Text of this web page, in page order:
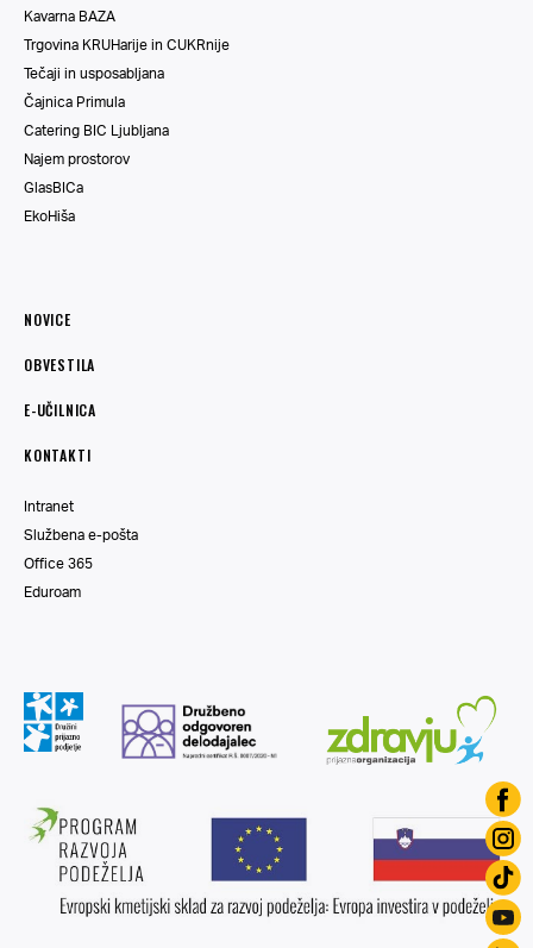
Kavarna BAZA
Trgovina KRUHarije in CUKRnije
Tečaji in usposabljana
Čajnica Primula
Catering BIC Ljubljana
Najem prostorov
GlasBICa
EkoHiša
NOVICE
OBVESTILA
E-UČILNICA
KONTAKTI
Intranet
Službena e-pošta
Office 365
Eduroam